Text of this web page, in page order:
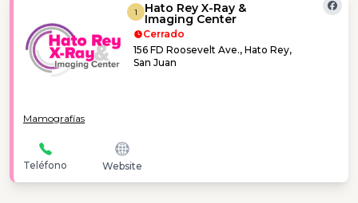
1 Hato Rey X-Ray &
Imaging Center
Cerrado
156 FD Roosevelt Ave., Hato Rey,
San Juan
Mamografías
Teléfono Website